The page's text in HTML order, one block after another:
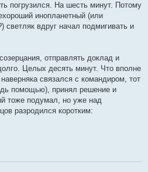
погрузился. На шесть минут. Потому
инопланетный (или
светляк вдруг начал подмигивать и
отправлять доклад и
Целых десять минут. Что вполне
связался с командиром, тот
помощью), принял решение и
тоже подумал, но уже над
разродился коротким: